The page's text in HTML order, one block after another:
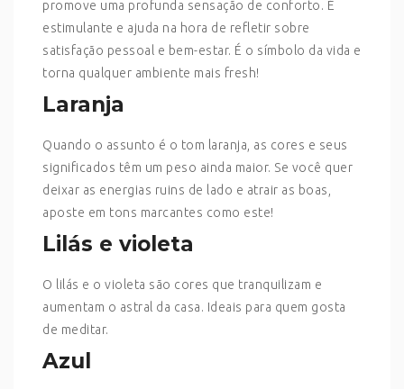
promove uma profunda sensação de conforto. É
estimulante e ajuda na hora de refletir sobre
satisfação pessoal e bem-estar. É o símbolo da vida e
torna qualquer ambiente mais fresh!
Laranja
Quando o assunto é o tom laranja, as cores e seus
significados têm um peso ainda maior. Se você quer
deixar as energias ruins de lado e atrair as boas,
aposte em tons marcantes como este!
Lilás e violeta
O lilás e o violeta são cores que tranquilizam e
aumentam o astral da casa. Ideais para quem gosta
de meditar.
Azul